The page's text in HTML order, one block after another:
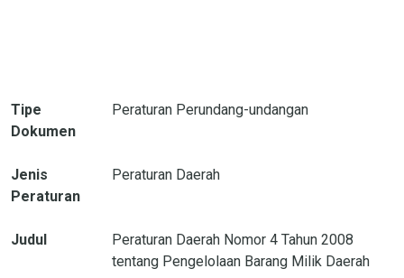
Tipe
Dokumen
Peraturan Perundang-undangan
Jenis
Peraturan
Peraturan Daerah
Judul
Peraturan Daerah Nomor 4 Tahun 2008
tentang Pengelolaan Barang Milik Daerah